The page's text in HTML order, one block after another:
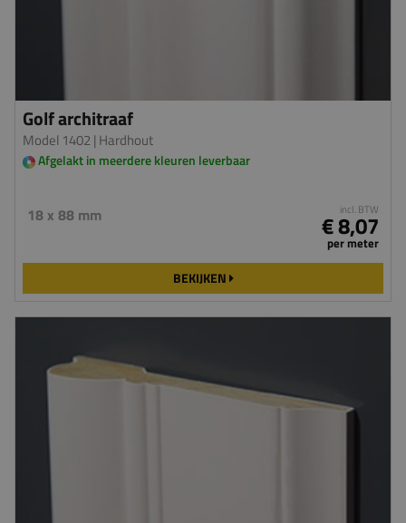
Golf architraaf
Model 1402| Hardhout
Afgelakt in meerdere kleuren leverbaar
18 x 88 mm incl. BTW
€ 8,07
per meter
BEKIJKEN